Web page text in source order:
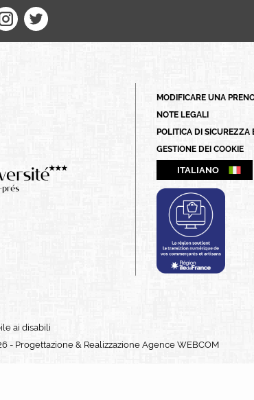
MODIFICARE UNA
NOTE LEGALI
POLITICA DI SICUREZZA
GESTIONE DEI COOKIE
ITALIANO
ITALIANO
DEUTSCH
ESPAÑOL
ai disabili
- Progettazione & Realizzazione Agence WEBCOM